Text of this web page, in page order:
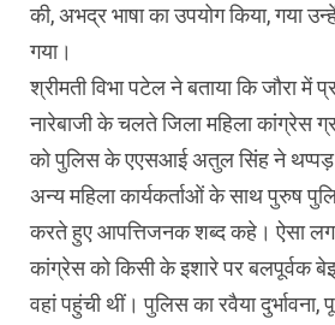
की, अभद्र भाषा का उपयोग किया, गया
गया।
श्रीमती विभा पटेल ने बताया कि जौरा में
नारेबाजी के चलते जिला महिला कांग्रेस
को पुलिस के एएसआई अतुल सिंह ने थप्पड़
अन्य महिला कार्यकर्ताओं के साथ पुरुष
करते हुए आपत्तिजनक शब्द कहे। ऐसा लग
कांग्रेस को किसी के इशारे पर बलपूर्वक
वहां पहुंची थीं। पुलिस का रवैया दुर्भावना,